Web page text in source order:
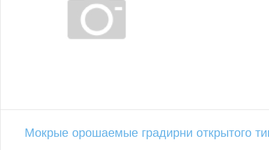
Мокрые орошаемые градирни открытого